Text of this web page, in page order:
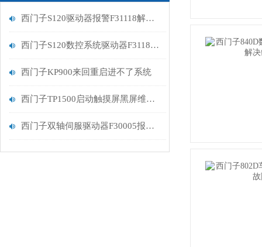
西门子S120驱动器报警F31118解决方法
西门子S120数控系统驱动器F31181报警原因
西门子KP900来回重启进不了系统
西门子TP1500启动触摸屏黑屏维修方法
西门子双轴伺服驱动器F30005报警处理过载问题